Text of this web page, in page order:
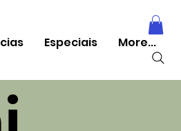
Especiais More...